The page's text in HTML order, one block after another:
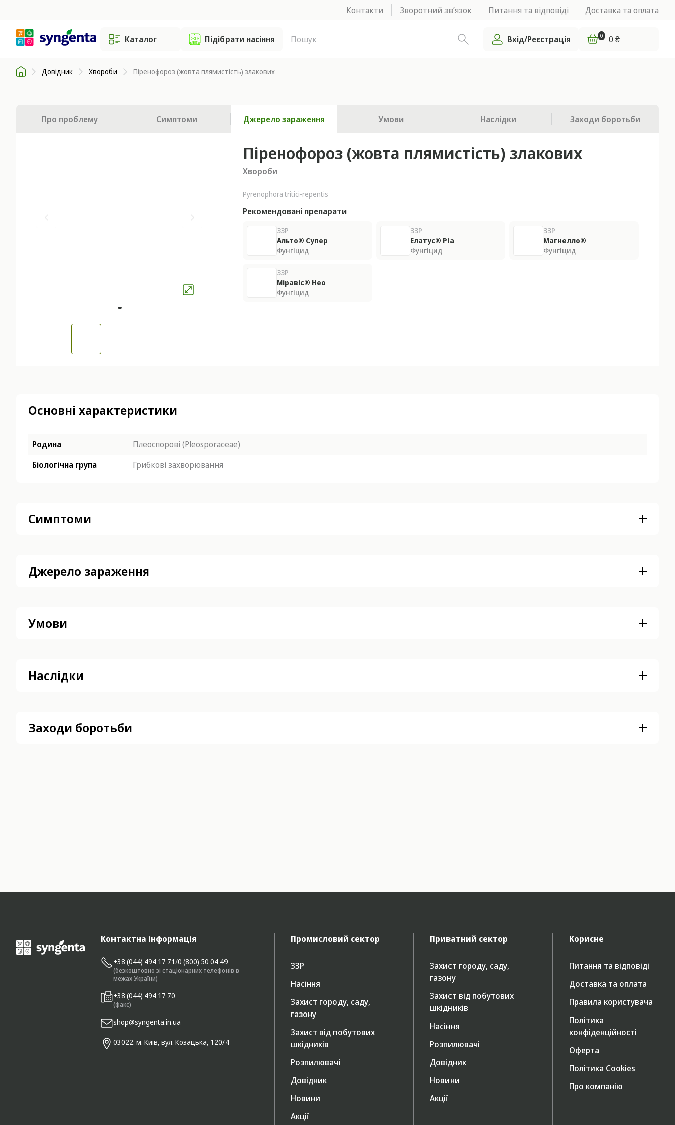
Контакти Зворотний зв’язок Питання та відповіді Доставка та оплата
Каталог Підібрати насіння Вхід/Реєстрація 0 0 ₴
Довідник Хвороби Піренофороз (жовта плямистість) злакових
Про проблему Симптоми Джерело зараження Умови Наслідки Заходи боротьби
Піренофороз (жовта плямистість) злакових
Хвороби
Pyrenophora tritici-repentis
Рекомендовані препарати
ЗЗР
Альто® Супер
Фунгіцид
ЗЗР
Елатус® Ріа
Фунгіцид
ЗЗР
Магнелло®
Фунгіцид
ЗЗР
Міравіс® Нео
Фунгіцид
Основні характеристики
Родина
Плеоспорові (Pleosporaceae)
Біологічна група
Грибкові захворювання
Симптоми
Джерело зараження
Умови
Наслідки
Заходи боротьби
Контактна інформація
+38 (044) 494 17 71/0 (800) 50 04 49
(безкоштовно зі стаціонарних телефонів в
межах України)
+38 (044) 494 17 70
(факс)
shop@syngenta.in.ua
03022. м. Київ, вул. Козацька, 120/4
Промисловий сектор
ЗЗР
Насіння
Захист городу, саду,
газону
Захист від побутових
шкідників
Розпилювачі
Довідник
Новини
Акції
Приватний сектор
Захист городу, саду,
газону
Захист від побутових
шкідників
Насіння
Розпилювачі
Довідник
Новини
Акції
Корисне
Питання та відповіді
Доставка та оплата
Правила користувача
Політика
конфіденційності
Оферта
Політика Cookies
Про компанію